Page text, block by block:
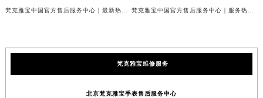
梵克雅宝中国官方售后服务中心｜最新热线和全部网点地址权威信息公示（2026年7月最新） 梵克雅宝中国官方售后服务中心｜服务热线与详细地址权威信息公示（2026年7月最新）
梵克雅宝维修服务
北京梵克雅宝手表售后服务中心